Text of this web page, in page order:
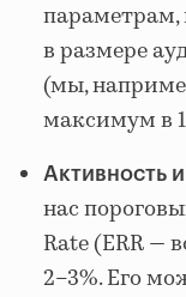
параметрам,
в размере
(мы,
максимум в
Активность
нас
Rate (ERR —
2–3%. Его